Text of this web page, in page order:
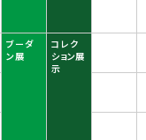
ブーダ
ン展
コレク
ション展
示